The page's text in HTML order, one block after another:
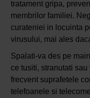
tratament gripa,
membrilor familiei.
curateniei in locuinta
virusului, mai ales
Spalati-va des pe
ce tusiti, stranutati
frecvent suprafetele
telefoanele si